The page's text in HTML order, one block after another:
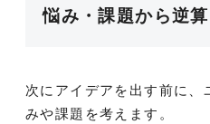
悩み・課題から逆
次にアイデアを出す前に、
みや課題を考えます。